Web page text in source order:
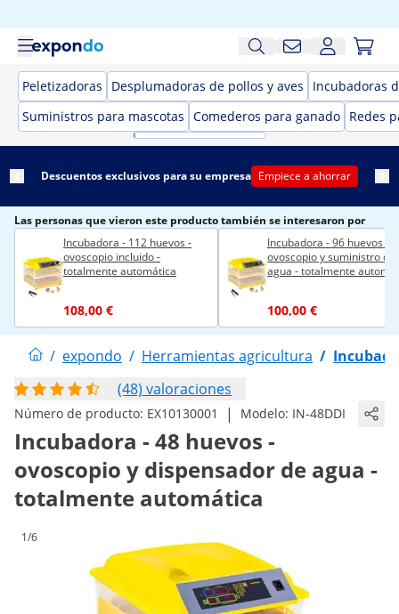
Peletizadoras Desplumadoras de pollos y aves
Incubadoras
Suministros para mascotas Comederos para ganado Redes
Descuentos exclusivos para su empresa Empiece a ahorrar
Las personas que vieron este producto también se interesaron por
Incubadora - 112 huevos -
ovoscopio incluido -
totalmente automática
108,00 €
Incubadora - 96 huevos -
ovoscopio y suministro de
agua - totalmente
100,00 €
/ expondo / Herramientas agricultura /
(48) valoraciones
Número de producto: EX10130001 | Modelo: IN-48DDI
Incubadora - 48 huevos -
ovoscopio y dispensador de agua -
totalmente automática
1/6